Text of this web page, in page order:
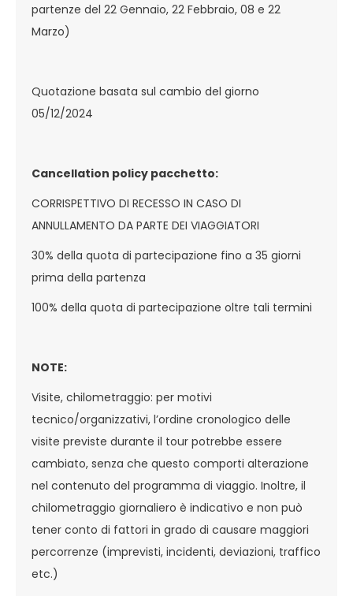
partenze del 22 Gennaio, 22 Febbraio, 08 e 22
Marzo)
Quotazione basata sul cambio del giorno
05/12/2024
Cancellation policy pacchetto:
CORRISPETTIVO DI RECESSO IN CASO DI
ANNULLAMENTO DA PARTE DEI VIAGGIATORI
30% della quota di partecipazione fino a 35 giorni
prima della partenza
100% della quota di partecipazione oltre tali termini
NOTE:
Visite, chilometraggio: per motivi
tecnico/organizzativi, l’ordine cronologico delle
visite previste durante il tour potrebbe essere
cambiato, senza che questo comporti alterazione
nel contenuto del programma di viaggio. Inoltre, il
chilometraggio giornaliero è indicativo e non può
tener conto di fattori in grado di causare maggiori
percorrenze (imprevisti, incidenti, deviazioni, traffico
etc.)